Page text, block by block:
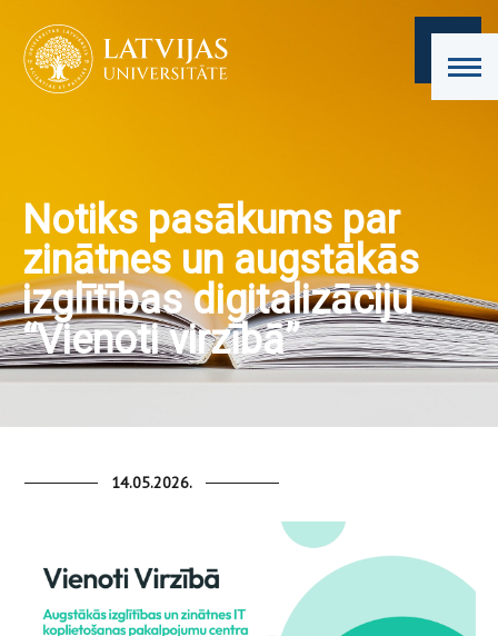
Notiks pasākums par
zinātnes un augstākās
izglītības digitalizāciju
“Vienoti virzībā”
14.05.2026.